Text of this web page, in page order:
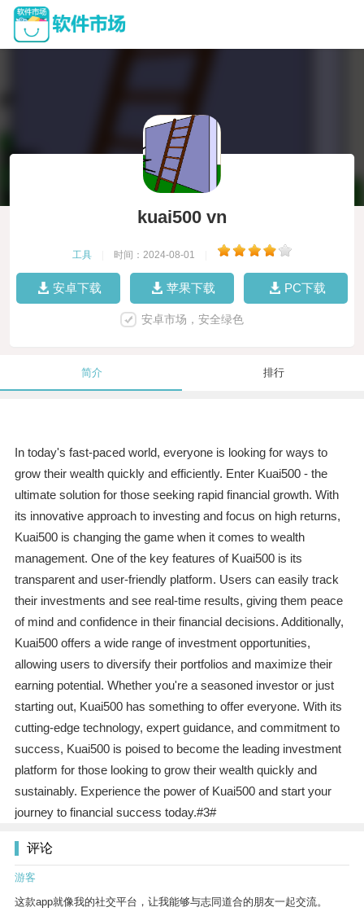
kuai500 vn
工具 时间：2024-08-01
安卓下载 苹果下载 PC下载
安卓市场，安全绿色
简介 排行
In today's fast-paced world, everyone is looking for ways to
grow their wealth quickly and efficiently. Enter Kuai500 - the
ultimate solution for those seeking rapid financial growth. With
its innovative approach to investing and focus on high returns,
Kuai500 is changing the game when it comes to wealth
management. One of the key features of Kuai500 is its
transparent and user-friendly platform. Users can easily track
their investments and see real-time results, giving them peace
of mind and confidence in their financial decisions. Additionally,
Kuai500 offers a wide range of investment opportunities,
allowing users to diversify their portfolios and maximize their
earning potential. Whether you're a seasoned investor or just
starting out, Kuai500 has something to offer everyone. With its
cutting-edge technology, expert guidance, and commitment to
success, Kuai500 is poised to become the leading investment
platform for those looking to grow their wealth quickly and
sustainably. Experience the power of Kuai500 and start your
journey to financial success today.#3#
评论
游客
这款app就像我的社交平台，让我能够与志同道合的朋友一起交流。